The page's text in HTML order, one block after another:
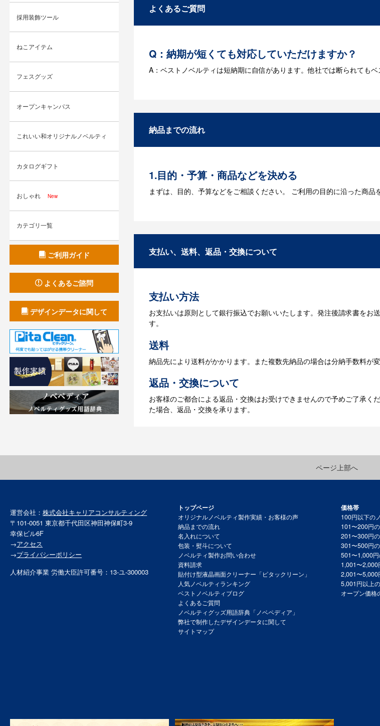
よくあるご質問
Q：納期が短くても対応していただけますか？
A：ベストノベルティは短納期に自信があります。他社では断られても
納品までの流れ
1.目的・予算・商品などを決める
まずは、目的、予算などをご相談ください。 ご利用の目的に沿った商品
3.発注・データ入稿
お見積書を元に、製作が決定しましたら、ご注文書をお送りします。
4.納品
【名入れをする場合】データのご入稿後３週間程度で納品となります。
【名入れなしの場合】在庫がある場合、3～5営業日程度で納品となります
支払い、送料、返品・交換について
支払い方法
お支払いは原則として銀行振込でお願いいたします。発注後請求書を
す。
送料
納品先により送料がかかります。また複数先納品の場合は分納手数料が
返品・交換について
お客様のご都合による返品・交換はお受けできませんので予めご了承
た場合、返品・交換を承ります。
採用装飾ツール
ねこアイテム
フェスグッズ
オープンキャンパス
これいい和オリジナルノベルティ
カタログギフト
おしゃれ New
カテゴリ一覧
ご利用ガイド
よくあるご諮問
デザインデータに関して
ページ上部へ
運営会社：株式会社キャリアコンサルティング
〒101-0051 東京都千代田区神田神保町3-9
幸保ビル6F
→アクセス
→プライバシーポリシー
人材紹介事業 労働大臣許可番号：13-ユ-300003
トップページ
オリジナルノベルティ製作実績・お客様の声
納品までの流れ
名入れについて
包装・熨斗について
ノベルティ製作お問い合わせ
資料請求
貼付け型液晶画面クリーナー「ピタックリーン」
人気ノベルティランキング
ベストノベルティブログ
よくあるご質問
ノベルティグッズ用語辞典「ノベペディア」
弊社で制作したデザインデータに関して
サイトマップ
価格帯
100円以下の
101〜200円
201〜300円
301〜500円
501〜1,000
1,001〜2,000
2,001〜5,000
5,001円以上
オープン価格